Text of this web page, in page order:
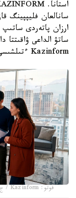
سانالعان فليپپينگ
ارزان پاتەردى
ساتۋ الداعى ۋاقىتتا
Kazinform ءتىلشىسى تارقاتا تالدايدى.
فوتو: Kazinform / ج ي